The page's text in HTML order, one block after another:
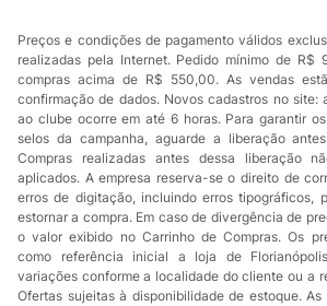
Preços e condições de pagamento válidos
realizadas pela Internet. Pedido mínimo de R$
compras acima de R$ 550,00. As vendas
confirmação de dados. Novos cadastros no site:
ao clube ocorre em até 6 horas. Para garantir
selos da campanha, aguarde a liberação
Compras realizadas antes dessa liberação
aplicados. A empresa reserva-se o direito de
erros de digitação, incluindo erros tipográficos,
estornar a compra. Em caso de divergência de
o valor exibido no Carrinho de Compras. Os
como referência inicial a loja de
variações conforme a localidade do cliente ou a
Ofertas sujeitas à disponibilidade de estoque.